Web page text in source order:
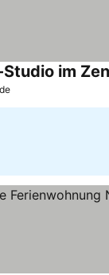
im